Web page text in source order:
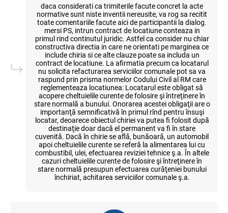
daca considerati ca trimiterile facute concret la acte
normative sunt niste inventii nereusite, va rog sa recitit
toate comentariile facute aici de participantii la dialog.
mersi PS, intrun contract de locatiune conteaza in
primul rind continutul juridic. Astfel ca consider nu chiar
constructiva directia in care ne orientati pe marginea ce
include chiria si ce alte clauze poate sa includa un
contract de locatiune. La afirmatia precum ca locatarul
nu solicita refacturarea serviciilor comunale pot sa va
raspund prin prisma normelor Codului Civil al RM care
reglementeaza locatiunea: Locatarul este obligat să
acopere cheltuielile curente de folosire şi întreţinere în
stare normală a bunului. Onorarea acestei obligaţii are o
importanţă semnificativă în primul rînd pentru însuşi
locatar, deoarece obiectul chiriei va putea fi folosit după
destinaţie doar dacă el permanent va fi în stare
cuvenită. Dacă în chirie se află, bunăoară, un automobil
apoi cheltuielile curente se referă la alimentarea lui cu
combustibil, ulei, efectuarea reviziei tehnice ş.a. În altele
cazuri cheltuielile curente de folosire şi întreţinere în
stare normală presupun efectuarea curăţeniei bunului
închiriat, achitarea serviciilor comunale ş.a.